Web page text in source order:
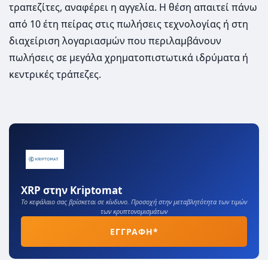
τραπεζίτες, αναφέρει η αγγελία. Η θέση απαιτεί πάνω
από 10 έτη πείρας στις πωλήσεις τεχνολογίας ή στη
διαχείριση λογαριασμών που περιλαμβάνουν
πωλήσεις σε μεγάλα χρηματοπιστωτικά ιδρύματα ή
κεντρικές τράπεζες.
XRP στην Kriptomat
Το κεφάλαιο σας βρίσκεται σε κίνδυνο. Προσοχή στην μεταβλητότητα των τιμών
των κρυπτονομισμάτων
ΕΓΓΡΑΦΗ*